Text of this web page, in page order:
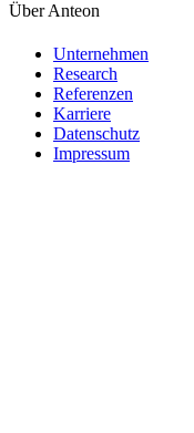
Über Anteon
Unternehmen
Research
Referenzen
Karriere
Datenschutz
Impressum